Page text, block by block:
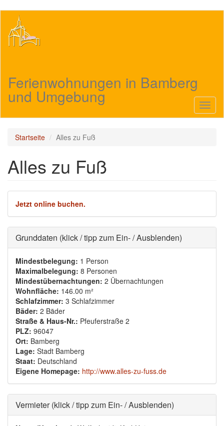
Inhalt
Ferienwohnungen in Bamberg
und Umgebung
Startseite Alles zu Fuß
Alles zu Fuß
Jetzt online buchen.
Ausblenden
Grunddaten (klick / tipp zum Ein- / Ausblenden)
Mindestbelegung: 1 Person
Maximalbelegung: 8 Personen
Mindestübernachtungen: 2 Übernachtungen
Wohnfläche: 146.00 m²
Schlafzimmer: 3 Schlafzimmer
Bäder: 2 Bäder
Straße & Haus-Nr.: Pfeuferstraße 2
PLZ: 96047
Ort: Bamberg
Lage: Stadt Bamberg
Staat: Deutschland
Eigene Homepage: http://www.alles-zu-fuss.de
Ausblenden
Vermieter (klick / tipp zum Ein- / Ausblenden)